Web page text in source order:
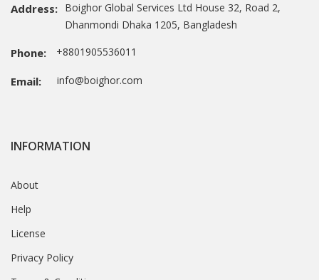
Address: Boighor Global Services Ltd House 32, Road 2,
Dhanmondi Dhaka 1205, Bangladesh
Phone: +8801905536011
Email: info@boighor.com
INFORMATION
About
Help
License
Privacy Policy